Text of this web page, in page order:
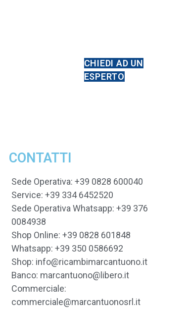
CHIEDI AD UN
ESPERTO
CONTATTI
Sede Operativa: +39 0828 600040
Service: +39 334 6452520
Sede Operativa Whatsapp: +39 376
0084938
Shop Online: +39 0828 601848
Whatsapp: +39 350 0586692
Shop: info@ricambimarcantuono.it
Banco: marcantuono@libero.it
Commerciale:
commerciale@marcantuonosrl.it